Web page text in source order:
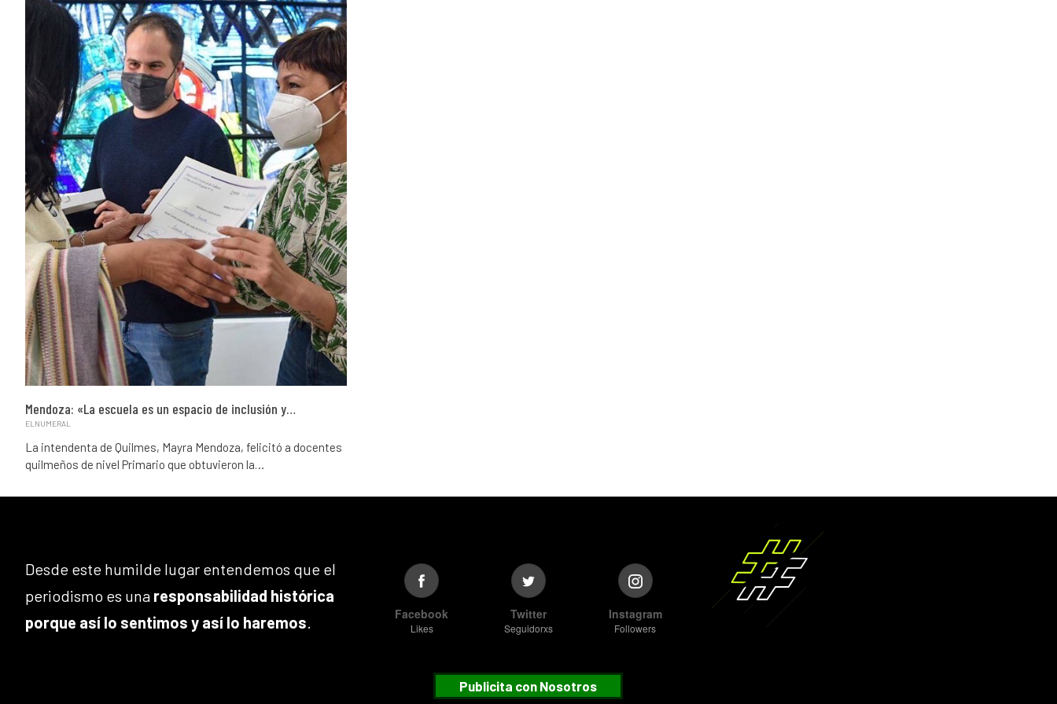
Mendoza: «La escuela es un espacio de inclusión y…
ELNUMERAL
La intendenta de Quilmes, Mayra Mendoza, felicitó a docentes
quilmeños de nivel Primario que obtuvieron la…
Desde este humilde lugar entendemos que el
periodismo es una responsabilidad histórica
porque así lo sentimos y así lo haremos
Facebook
Likes
Twitter
Seguidorxs
Instagram
Followers
Publicita con Nosotros